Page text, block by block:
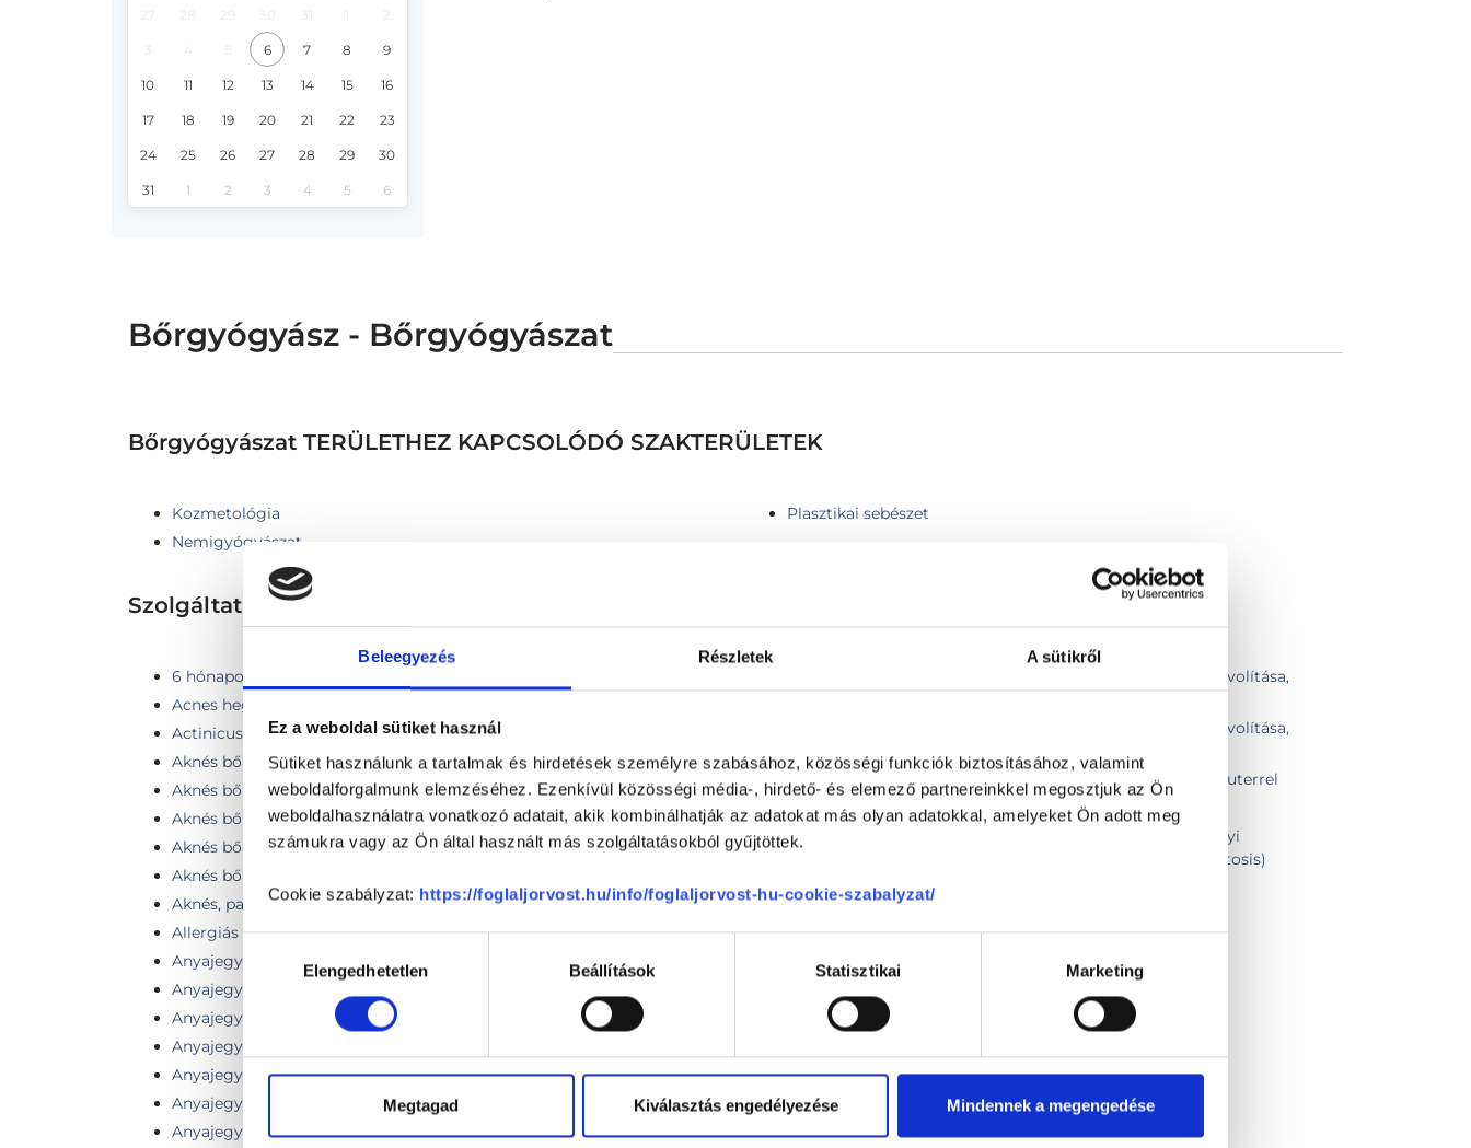
Beleegyezés Részletek A sütikről
Ez a weboldal sütiket használ
Sütiket használunk a tartalmak és hirdetések személyre szabásához, közösségi funkciók biztosításához, valamint
weboldalforgalmunk elemzéséhez. Ezenkívül közösségi média-, hirdető- és elemező partnereinkkel megosztjuk az Ön
weboldalhasználatra vonatkozó adatait, akik kombinálhatják az adatokat más olyan adatokkal, amelyeket Ön adott meg
számukra vagy az Ön által használt más szolgáltatásokból gyűjtöttek.
Cookie szabályzat: https://foglaljorvost.hu/info/foglaljorvost-hu-cookie-szabalyzat/
kiválasztásaElengedhetetlen Beállítások Statisztikai Marketing
Megtagad Kiválasztás engedélyezése Mindennek a megengedése
6 7 8 9
10 11 12 13 14 15 16
17 18 19 20 21 22 23
24 25 26 27 28 29 30
31 1 2 3 4 5 6
Bőrgyógyász - Bőrgyógyászat
Bőrgyógyászat TERÜLETHEZ KAPCSOLÓDÓ SZAKTERÜLETEK
Kozmetológia
Nemigyógyászat
Plasztikai sebészet
Szolgáltatások
6 hónapon belüli FotoFinder kontroll (1-3 db anyajegy esetén)
Acnes hegek kezelése pikoszekundumos lézerrel
Actinicus keratosis fagyasztása folyékony nitrogénnel 1 db.
Aknés bőr
Aknés bőrhibák lézeres kezelése
Aknés bőrhibák lézeres kezelése kis régió / vagy néhány db heg kezelése
Aknés bőrhibák lézeres kezelése közepes régió (fél arc nagyságú terület)
Aknés bőrhibák lézeres kezelése nagy régió (teljes arc felület)
Aknés, pattanásos bőr vizsgálata
Allergiás reakció
Anyajegy, bőrdaganatok eltávolítása
Anyajegy, bőrdaganat sebészi eltávolítása
Anyajegy eltávolítás
Anyajegy eltávolítása + szövettan (1 db)
Anyajegy eltávolítása technikailag bonyolult területről
Anyajegy eltávolítása technikailag egyszerű területről
Anyajegy eltávolítása varratszedéssel (1 db) bőrgyógyász szakorvos által
Jóindulatú bőrelváltozások, fibromák elektrocauteres eltávolítása,
Jóindulatú bőrelváltozások, fibromák elektrocauteres eltávolítása,
Jóindulatú bőrnövedék eltávolítása shave technikával / kauterrel
Jóindulatú bőrnövedék lézeres eltávolítása
Jóindulatú, nem pigmentált bőrelváltozás eltávolítása helyi
érzéstelenítővel, elektrokauterrel (fibroma, angioma, keratosis)
Jóindulatú növedék eltávolítás
Keloid heg fagyasztása folyékony nitrogénnel 10 db felett
Keloid heg fagyasztása folyékony nitrogénnel 1 db
Keloid heg fagyasztása folyékony nitrogénnel 2-4 db
Keloid heg fagyasztása folyékony nitrogénnel 5-10 db
Kenalog infiltráció
Keratosis eltávolítása érzéstelenítéssel (5 db felett)